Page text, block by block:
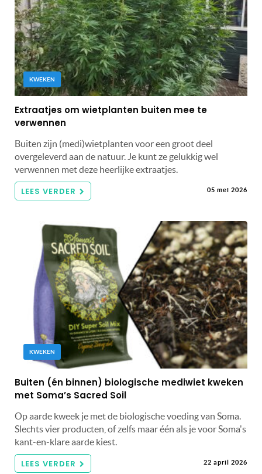
KWEKEN
Extraatjes om wietplanten buiten mee te
verwennen
Buiten zijn (medi)wietplanten voor een groot deel
overgeleverd aan de natuur. Je kunt ze gelukkig wel
verwennen met deze heerlijke extraatjes.
LEES VERDER 05 mei 2026
KWEKEN
Buiten (én binnen) biologische mediwiet kweken
met Soma’s Sacred Soil
Op aarde kweek je met de biologische voeding van Soma.
Slechts vier producten, of zelfs maar één als je voor Soma's
kant-en-klare aarde kiest.
LEES VERDER 22 april 2026